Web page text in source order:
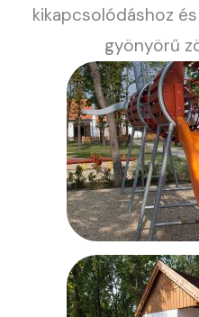
kikapcsolódáshoz
gyönyörű